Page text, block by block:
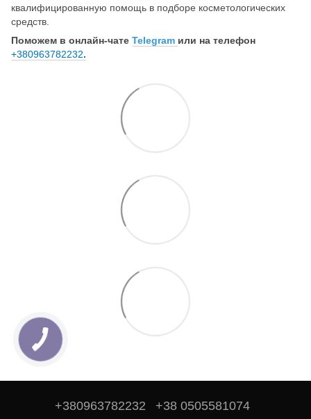
квалифицированную помощь в подборе косметологических
средств.
Поможем в онлайн-чате Telegram или на телефон
+380963782232.
+380963782232 +38 0505581074